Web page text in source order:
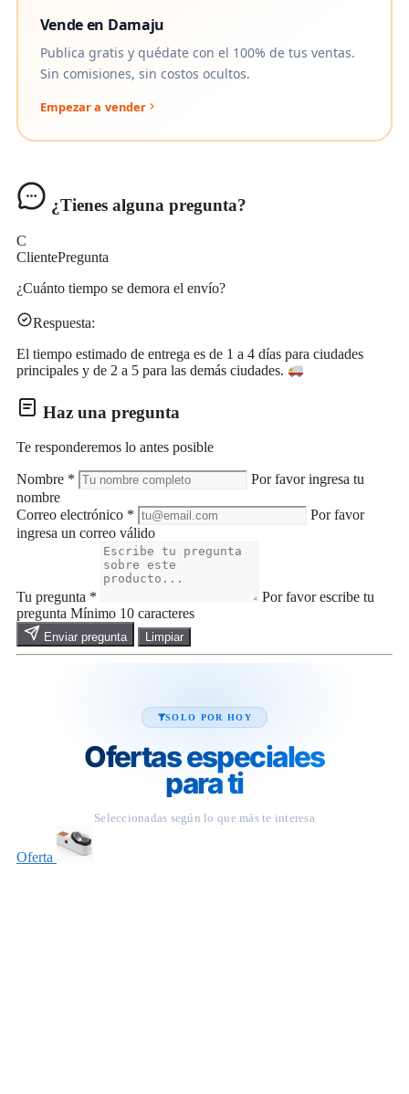
Vende en Damaju
Publica gratis y quédate con el 100% de tus ventas.
Sin comisiones, sin costos ocultos.
Empezar a vender
¿Tienes alguna pregunta?
C
ClientePregunta
¿Cuánto tiempo se demora el envío?
Respuesta:
El tiempo estimado de entrega es de 1 a 4 días para ciudades
principales y de 2 a 5 para las demás ciudades.
Haz una pregunta
Te responderemos lo antes posible
Nombre *
Por favor ingresa tu
nombre
Correo electrónico *
Por favor
ingresa un correo válido
Tu pregunta *
Por favor escribe tu
pregunta Mínimo 10 caracteres
Enviar pregunta Limpiar
SOLO POR HOY
Ofertas especiales
para ti
Seleccionadas según lo que más te interesa
Oferta